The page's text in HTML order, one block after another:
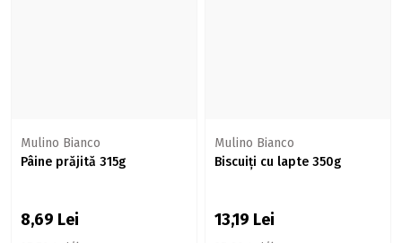
Mulino Bianco
Pâine prăjită 315g
8,69 Lei
Mulino Bianco
Biscuiți cu lapte 350g
13,19 Lei